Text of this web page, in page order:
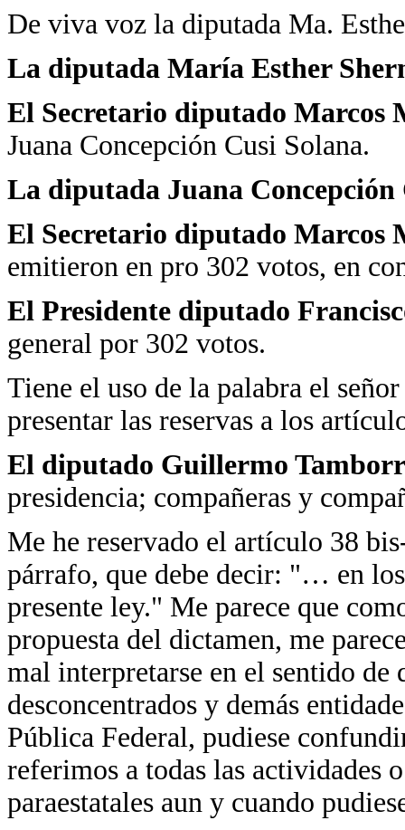
De viva voz la diputada Ma.
La diputada María Esther
El Secretario diputado Marcos
Juana Concepción Cusi Solana.
La diputada Juana
El Secretario diputado Marcos
emitieron en pro 302 votos, en
El Presidente diputado
general por 302 votos.
Tiene el uso de la palabra el
presentar las reservas a los
El diputado Guillermo
presidencia; compañeras y
Me he reservado el artículo 38
párrafo, que debe decir: "… en
presente ley." Me parece que
propuesta del dictamen, me
mal interpretarse en el sentido de
desconcentrados y demás
Pública Federal, pudiese
referimos a todas las actividades
paraestatales aun y cuando